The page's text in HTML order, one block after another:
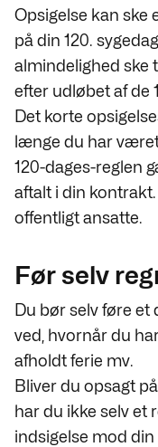
Opsigelse kan
på din 120.
almindelighed ske
efter udløbet af de
Det korte
længe du har
120-dages-reglen
aftalt i din
offentligt ansatte.
Før selv
Du bør selv føre et
ved, hvornår du
afholdt ferie mv.
Bliver du opsagt
har du ikke selv et
indsigelse mod